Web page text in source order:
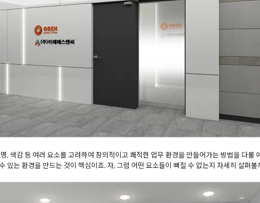
, 색감 등 여러 요소를 고려하여 창의적이고 쾌적한 업무 환경을 만들어가는 방법을 다룰
있는 환경을 만드는 것이 핵심이죠. 자, 그럼 어떤 요소들이 빠질 수 없는지 자세히 살펴볼